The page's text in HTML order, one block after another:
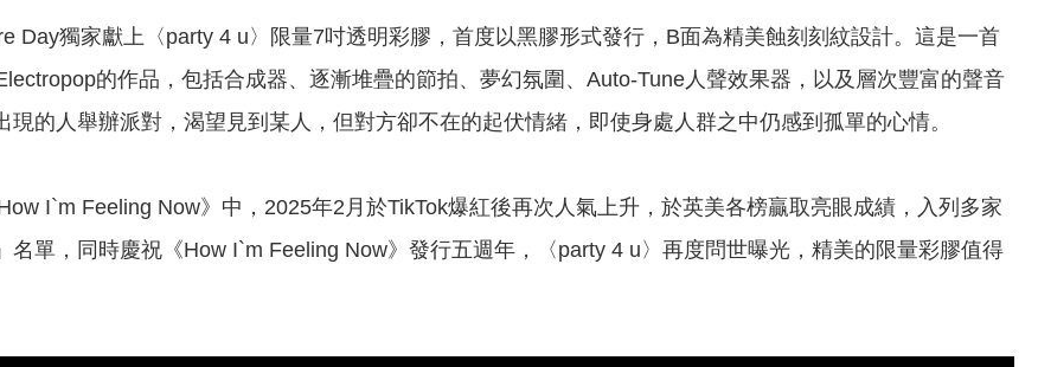
Day獨家獻上〈party 4 u〉限量7吋透明彩膠，首度以黑膠形式發行，B面為精美蝕刻刻紋設計。這是一首
的作品，包括合成器、逐漸堆疊的節拍、夢幻氛圍、Auto-Tune人聲效果器，以及層次豐富的聲音
現的人舉辦派對，渴望見到某人，但對方卻不在的起伏情緒，即使身處人群之中仍感到孤單的心情。
I`m Feeling Now》中，2025年2月於TikTok爆紅後再次人氣上升，於英美各榜贏取亮眼成績，入列多家
名單，同時慶祝《How I`m Feeling Now》發行五週年，〈party 4 u〉再度問世曝光，精美的限量彩膠值得